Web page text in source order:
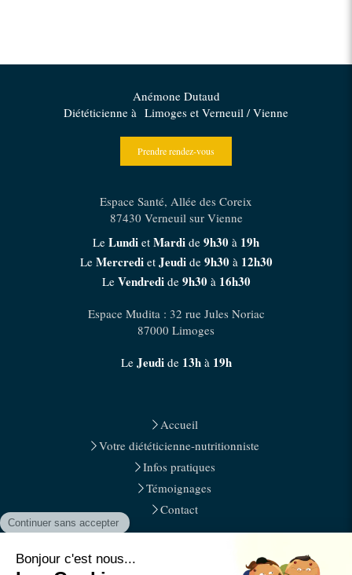
Anémone Dutaud
Diététicienne à Limoges et Verneuil / Vienne
Prendre rendez-vous
Espace Santé, Allée des Coreix
87430 Verneuil sur Vienne
Le Lundi et Mardi de 9h30 à 19h
Le Mercrediet Jeudide 9h30à 12h30
Le Vendredide 9h30à 16h30
Espace Mudita : 32 rue Jules Noriac
87000 Limoges
Le Jeudide 13hà 19h
Accueil
Votre diététicienne-nutritionniste
Infos pratiques
Témoignages
Contact